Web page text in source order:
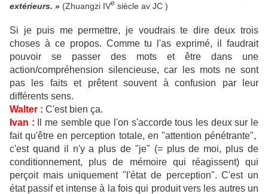
extérieurs. » (Zhuangzi IVe siècle av JC )
Si je puis me permettre, je voudrais te dire deux trois
choses à ce propos. Comme tu l'as exprimé, il faudrait
pouvoir se passer des mots et être dans une
action/compréhension silencieuse, car les mots ne sont
pas les faits et prêtent souvent à confusion par leur
différents sens.
Walter : C'est bien ça.
Ivan : Il me semble que l'on s'accorde tous les deux sur le
fait qu'être en perception totale, en "attention pénétrante",
c'est quand il n'y a plus de "je" (= plus de moi, plus de
conditionnement, plus de mémoire qui réagissent) qui
perçoit mais uniquement "l'état de perception". C'est un
état passif et intense à la fois qui produit vers les autres un